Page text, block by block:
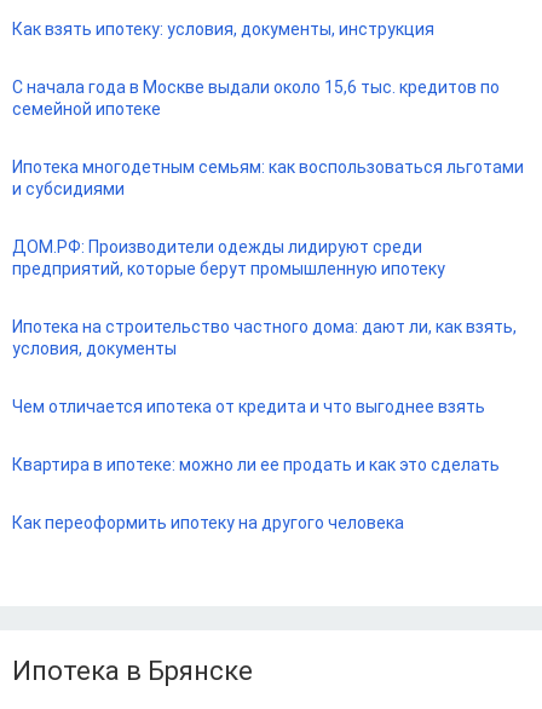
Как взять ипотеку: условия, документы, инструкция
С начала года в Москве выдали около 15,6 тыс. кредитов по
семейной ипотеке
Ипотека многодетным семьям: как воспользоваться льготами
и субсидиями
ДОМ.РФ: Производители одежды лидируют среди
предприятий, которые берут промышленную ипотеку
Ипотека на строительство частного дома: дают ли, как взять,
условия, документы
Чем отличается ипотека от кредита и что выгоднее взять
Квартира в ипотеке: можно ли ее продать и как это сделать
Как переоформить ипотеку на другого человека
Ипотека в Брянске